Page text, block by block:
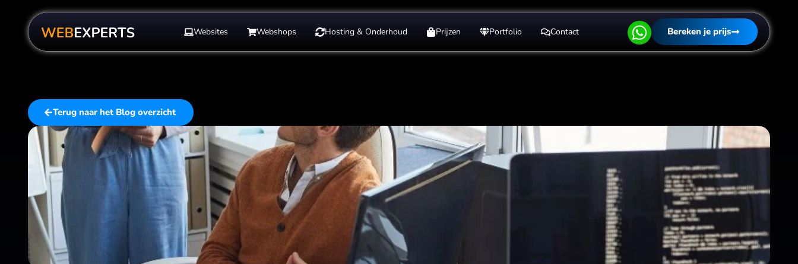
Websites Webshops Hosting & Onderhoud Prijzen Portfolio Contact Bereken je prijs
Terug naar het Blog overzicht